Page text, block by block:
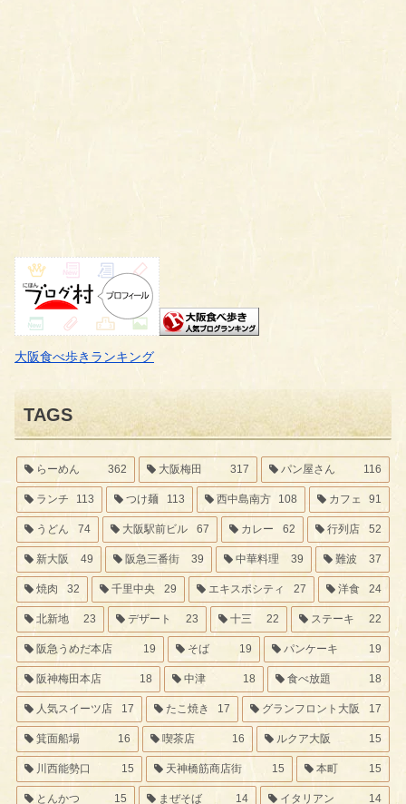
大阪食べ歩きランキング
TAGS
らーめん 362 大阪梅田 317 パン屋さん 116
ランチ 113 つけ麺 113 西中島南方 108 カフェ 91
うどん 74 大阪駅前ビル 67 カレー 62 行列店 52
新大阪 49 阪急三番街 39 中華料理 39 難波 37
焼肉 32 千里中央 29 エキスポシティ 27 洋食 24
北新地 23 デザート 23 十三 22 ステーキ 22
阪急うめだ本店 19 そば 19 パンケーキ 19
阪神梅田本店 18 中津 18 食べ放題 18
人気スイーツ店 17 たこ焼き 17 グランフロント大阪 17
箕面船場 16 喫茶店 16 ルクア大阪 15
川西能勢口 15 天神橋筋商店街 15 本町 15
とんかつ 15 まぜそば 14 イタリアン 14